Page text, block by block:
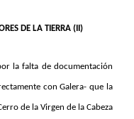
DE LA TIERRA (II)
la falta de documentación
con Galera- que la
de la Virgen de la Cabeza